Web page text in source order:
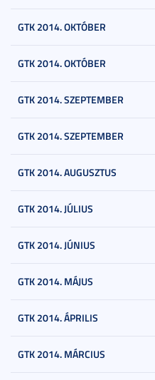
GTK 2014. OKTÓBER
GTK 2014. OKTÓBER
GTK 2014. SZEPTEMBER
GTK 2014. SZEPTEMBER
GTK 2014. AUGUSZTUS
GTK 2014. JÚLIUS
GTK 2014. JÚNIUS
GTK 2014. MÁJUS
GTK 2014. ÁPRILIS
GTK 2014. MÁRCIUS